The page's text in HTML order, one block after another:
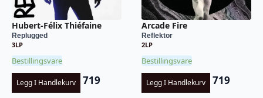
Hubert-Félix Thiéfaine
Replugged
3LP
Bestillingsvare
Legg I Handlekurv 719
Arcade Fire
Reflektor
2LP
Bestillingsvare
Legg I Handlekurv 719